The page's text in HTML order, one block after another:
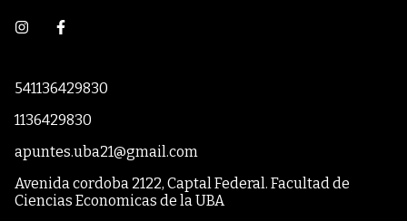
541136429830
1136429830
apuntes.uba21@gmail.com
Avenida cordoba 2122, Captal Federal. Facultad de
Ciencias Economicas de la UBA